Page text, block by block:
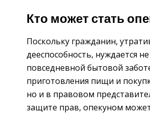
Кто может стать
Поскольку гражданин,
дееспособность, нуждается
повседневной бытовой
приготовления пищи и
но и в правовом
защите прав, опекуном